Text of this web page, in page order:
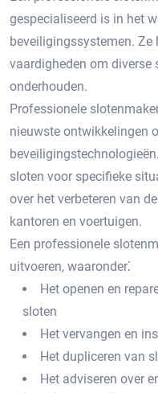
gespecialiseerd is in het
beveiligingssystemen.​ Ze
vaardigheden om diverse
onderhouden.​
Professionele
nieuwste ontwikkelingen
sloten voor specifieke
over het verbeteren van
kantoren en voertuigen.​
Een professionele
uitvoeren, waaronder⁚
Het openen en
sloten
Het vervangen en
Het dupliceren van
Het adviseren over